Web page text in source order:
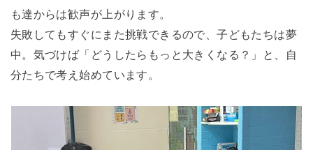
も達からは歓声が上がります。
失敗してもすぐにまた挑戦できるので、子どもたちは夢
中。気づけば「どうしたらもっと大きくなる？」と、自
分たちで考え始めています。